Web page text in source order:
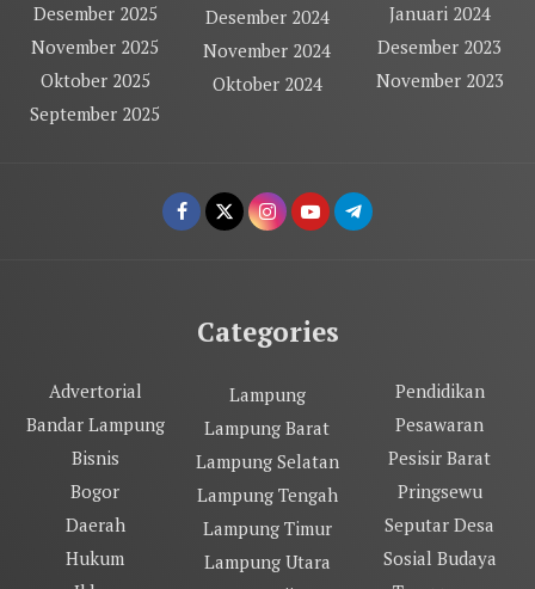
Desember 2025
November 2025
Oktober 2025
September 2025
Desember 2024
November 2024
Oktober 2024
Januari 2024
Desember 2023
November 2023
Categories
Advertorial
Bandar Lampung
Bisnis
Bogor
Daerah
Hukum
Lampung
Lampung Barat
Lampung Selatan
Lampung Tengah
Lampung Timur
Lampung Utara
Pendidikan
Pesawaran
Pesisir Barat
Pringsewu
Seputar Desa
Sosial Budaya